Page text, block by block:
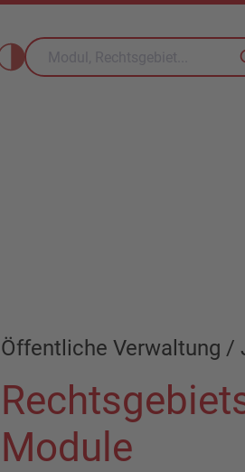
Öffentliche Verwaltung /
Module